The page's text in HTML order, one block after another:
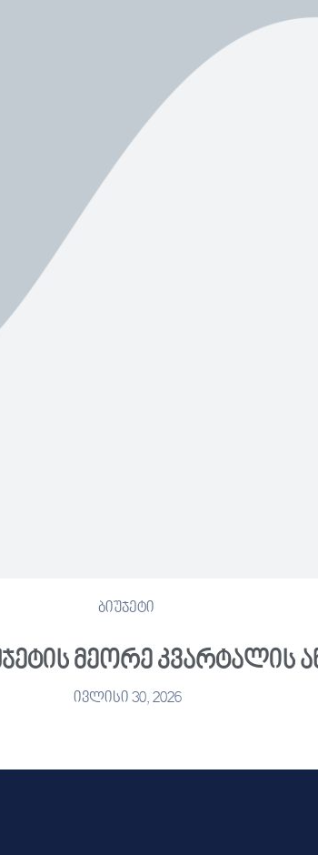
ბიუჯეტი
მეორე კვარტალის
ივლისი 30, 2026